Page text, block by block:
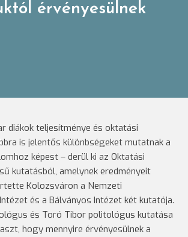
érvényesülnek
diákok teljesítménye és oktatási
is jelentős különbségeket mutatnak a
képest – derül ki az Oktatási
kutatásból, amelynek eredményeit
Kolozsváron a Nemzeti
és a Bálványos Intézet két kutatója.
és Toró Tibor politológus kutatása
hogy mennyire érvényesülnek a